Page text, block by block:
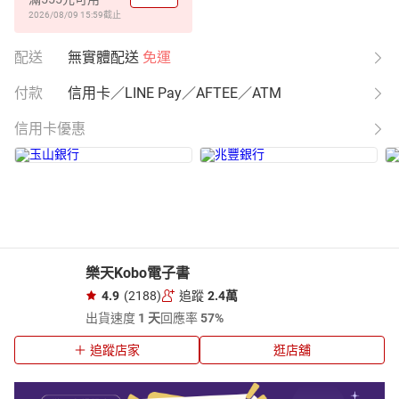
2026/08/09 15:59截止
配送 無實體配送 免運
付款 信用卡／LINE Pay／AFTEE／ATM
信用卡優惠
樂天Kobo電子書
4.9 (2188) 追蹤 2.4萬
出貨速度 1 天回應率57%
追蹤店家 逛店舖